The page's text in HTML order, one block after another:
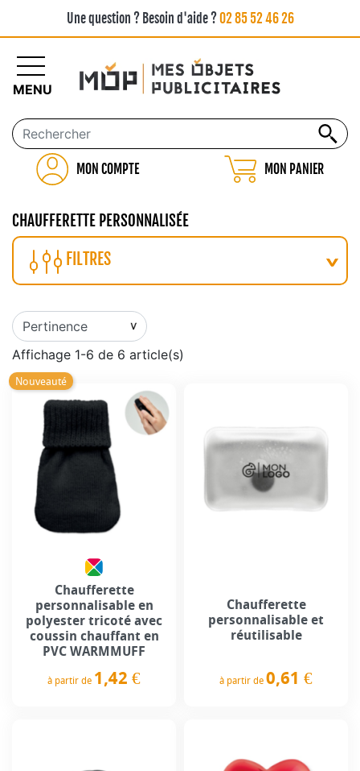
Une question ? Besoin d'aide ?02 85 52 46 26
MON COMPTE MON PANIER
MENU
CHAUFFERETTE PERSONNALISÉE
FILTRES
Affichage 1-6 de 6 article(s)
Nouveauté
Chaufferette
personnalisable en
polyester tricoté avec
coussin chauffant en
PVC WARMMUFF
à partir de 1,42 €
Chaufferette
personnalisable et
réutilisable
à partir de 0,61 €